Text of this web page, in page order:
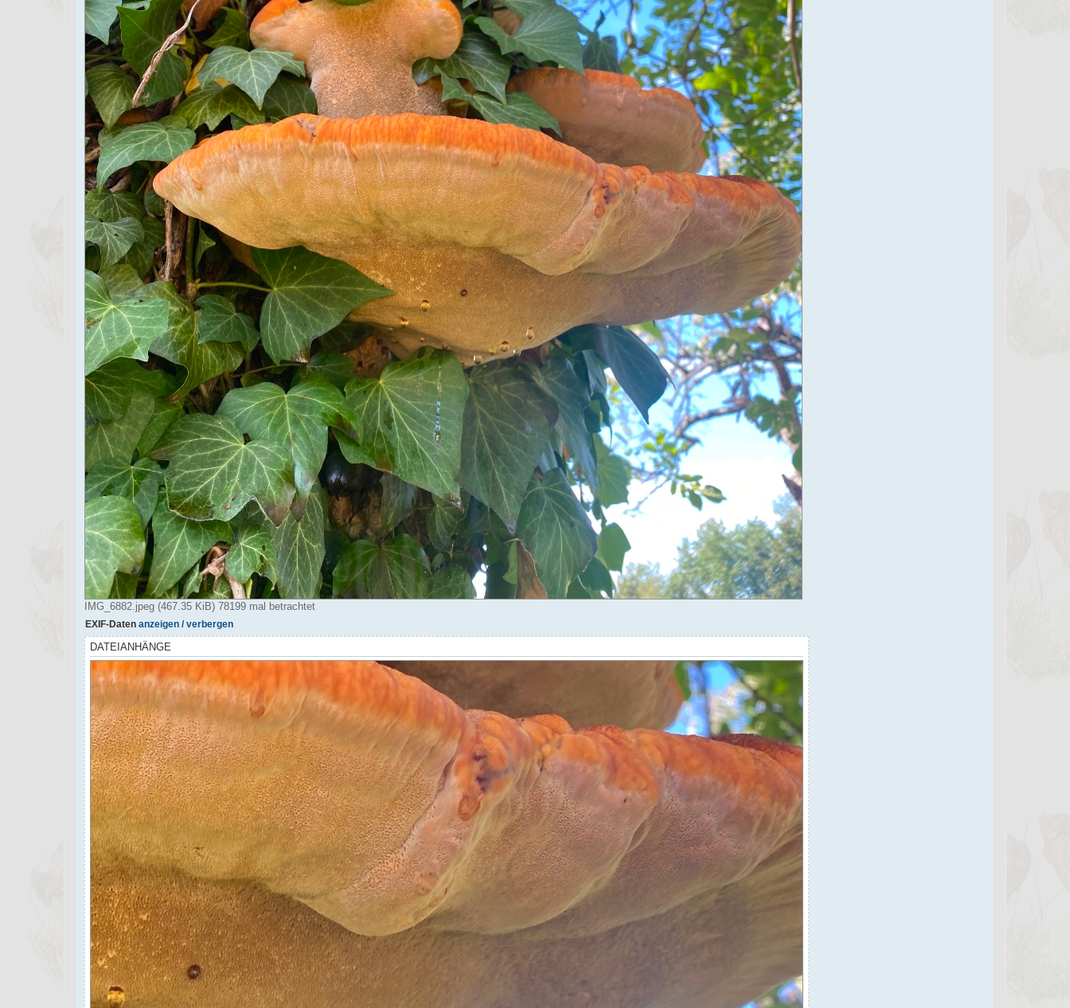
IMG_6882.jpeg (467.35 KiB) 78199 mal betrachtet
EXIF-Daten anzeigen / verbergen
DATEIANHÄNGE